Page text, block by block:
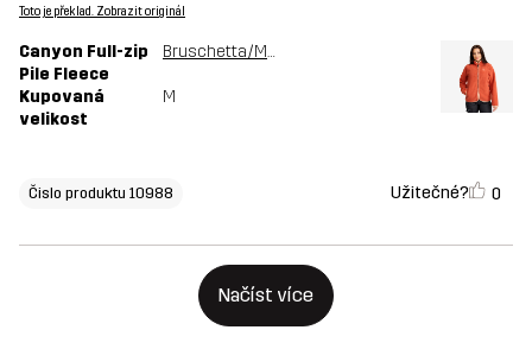
Toto je překlad. Zobrazit originál
Canyon Full-zip
Pile Fleece
Bruschetta/Maple Sugar
Kupovaná
velikost
M
Čislo produktu 10988 Užitečné? 0
Načíst více